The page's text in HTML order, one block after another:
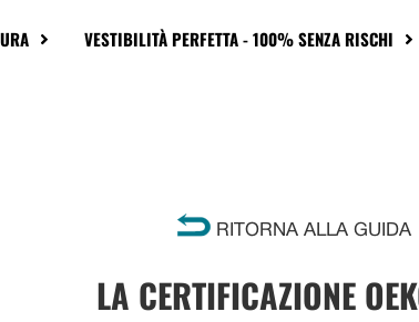
VESTIBILITÀ PERFETTA - 100% SENZA RISCHI
RITORNA ALLA GUIDA
LA CERTIFICAZIONE